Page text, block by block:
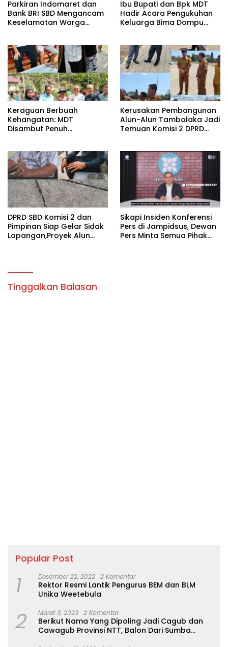
Parkiran Indomaret dan
Bank BRI SBD Mengancam
Keselamatan Warga
Perhubungan dan
Satlantas Didesak
Bertindak Tegas!
Ibu Bupati dan Bpk MDT
Hadir Acara Pengukuhan
Keluarga Bima Dompu
Gedung Fortuna
Radamata.
Keraguan Berbuah
Kehangatan: MDT
Disambut Penuh
Kecamatan Palla, Ama
Aris Weekaredi
Kerusakan Pembangunan
Alun-Alun Tambolaka Jadi
Temuan Komisi 2 DPRD
DPRD SBD Komisi 2 dan
Pimpinan Siap Gelar Sidak
Lapangan,Proyek Alun
Sikapi Insiden Konferensi
Pers di Jampidsus, Dewan
Pers Minta Semua Pihak
Tinggalkan Balasan
Popular Post
1 Desember 22, 2022 2 Komentar
Rektor Resmi Lantik Pengurus BEM dan BLM
Unika Weetebula
2 Maret 3, 2023 2 Komentar
Berikut Nama Yang Dipoling Jadi Cagub dan
Cawagub Provinsi NTT, Balon Dari Sumba